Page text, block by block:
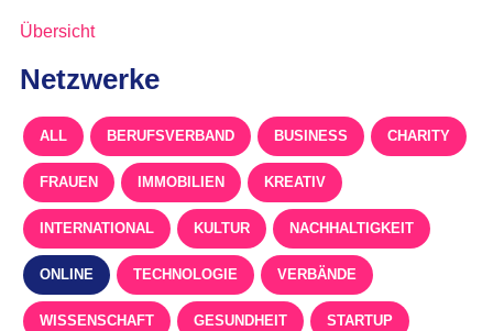
Übersicht
Netzwerke
ALL BERUFSVERBAND BUSINESS CHARITY
FRAUEN IMMOBILIEN KREATIV
INTERNATIONAL KULTUR NACHHALTIGKEIT
ONLINE TECHNOLOGIE VERBÄNDE
WISSENSCHAFT GESUNDHEIT STARTUP